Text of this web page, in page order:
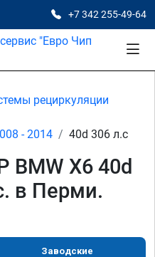
+7 342 255-49-64
рециркуляции
- 2014 40d 306 л.с
BMW X6 40d
в Перми.
Заводские